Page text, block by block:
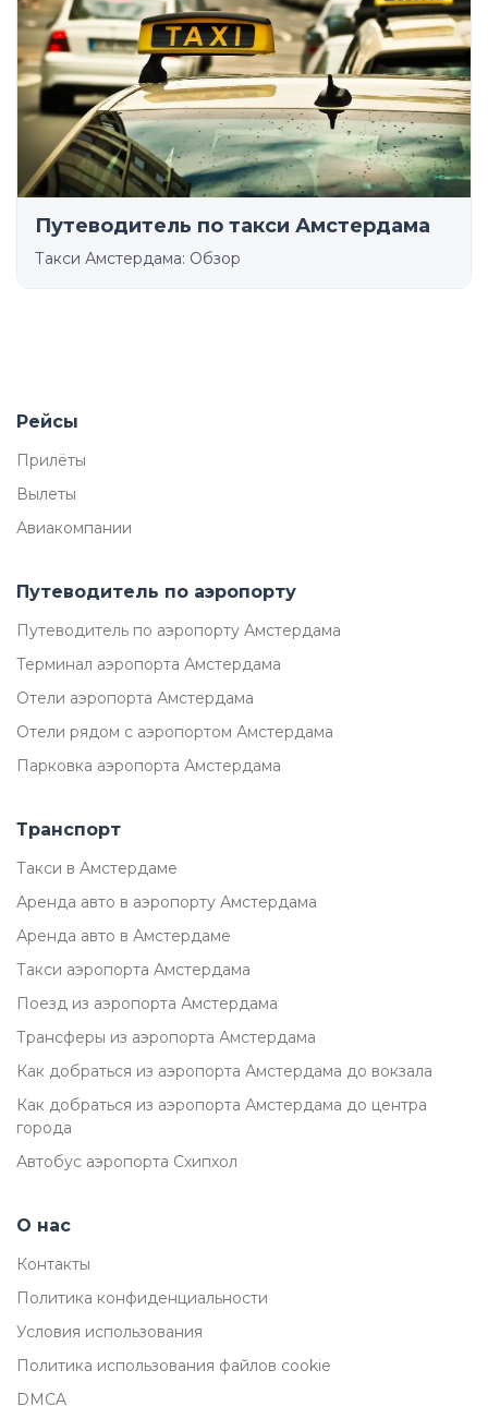
Путеводитель по такси Амстердама
Такси Амстердама: Обзор
Рейсы
Прилёты
Вылеты
Авиакомпании
Путеводитель по аэропорту
Путеводитель по аэропорту Амстердама
Терминал аэропорта Амстердама
Отели аэропорта Амстердама
Отели рядом с аэропортом Амстердама
Парковка аэропорта Амстердама
Транспорт
Такси в Амстердаме
Аренда авто в аэропорту Амстердама
Аренда авто в Амстердаме
Такси аэропорта Амстердама
Поезд из аэропорта Амстердама
Трансферы из аэропорта Амстердама
Как добраться из аэропорта Амстердама до вокзала
Как добраться из аэропорта Амстердама до центра
города
Автобус аэропорта Схипхол
О нас
Контакты
Политика конфиденциальности
Условия использования
Политика использования файлов cookie
DMCA